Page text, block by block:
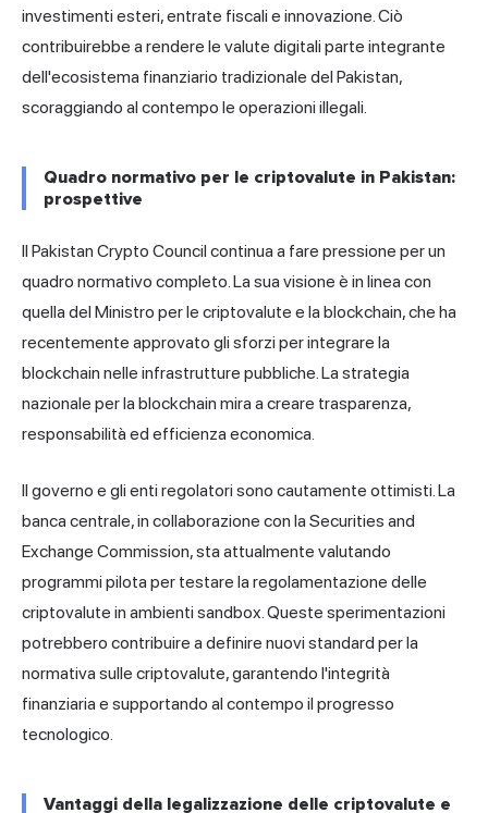
investimenti esteri, entrate fiscali e innovazione. Ciò
contribuirebbe a rendere le valute digitali parte integrante
dell'ecosistema finanziario tradizionale del Pakistan,
scoraggiando al contempo le operazioni illegali.
Quadro normativo per le criptovalute in Pakistan:
prospettive
Il Pakistan Crypto Council continua a fare pressione per un
quadro normativo completo. La sua visione è in linea con
quella del Ministro per le criptovalute e la blockchain, che ha
recentemente approvato gli sforzi per integrare la
blockchain nelle infrastrutture pubbliche. La strategia
nazionale per la blockchain mira a creare trasparenza,
responsabilità ed efficienza economica.
Il governo e gli enti regolatori sono cautamente ottimisti. La
banca centrale, in collaborazione con la Securities and
Exchange Commission, sta attualmente valutando
programmi pilota per testare la regolamentazione delle
criptovalute in ambienti sandbox. Queste sperimentazioni
potrebbero contribuire a definire nuovi standard per la
normativa sulle criptovalute, garantendo l'integrità
finanziaria e supportando al contempo il progresso
tecnologico.
Vantaggi della legalizzazione delle criptovalute e